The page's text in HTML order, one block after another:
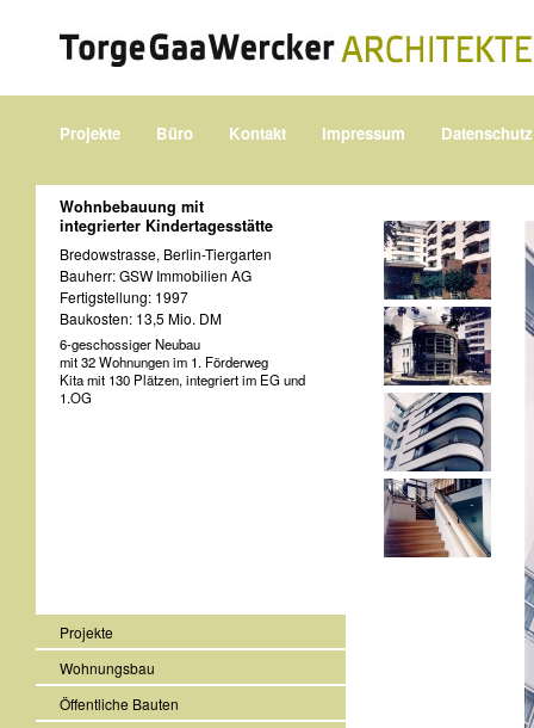
Projekte Büro Kontakt Impressum Datenschutz
Wohnbebauung mit
integrierter Kindertagesstätte
Bredowstrasse, Berlin-Tiergarten
Bauherr: GSW Immobilien AG
Fertigstellung: 1997
Baukosten: 13,5 Mio. DM
6-geschossiger Neubau
mit 32 Wohnungen im 1. Förderweg
Kita mit 130 Plätzen, integriert im EG und
1.OG
Projekte
Wohnungsbau
Öffentliche Bauten